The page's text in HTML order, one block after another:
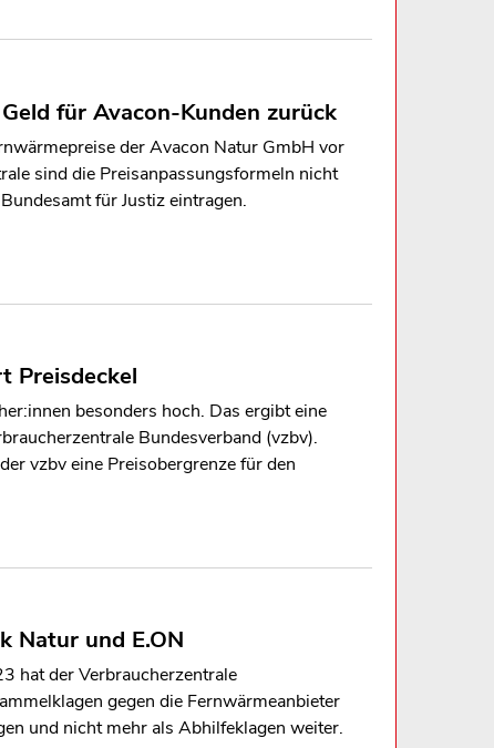
für Avacon-Kunden zurück
der Avacon Natur GmbH vor
sind die Preisanpassungsformeln nicht
für Justiz eintragen.
Preisdeckel
besonders hoch. Das ergibt eine
Bundesverband (vzbv).
vzbv eine Preisobergrenze für den
Natur und E.ON
hat der Verbraucherzentrale
gegen die Fernwärmeanbieter
und nicht mehr als Abhilfeklagen weiter.